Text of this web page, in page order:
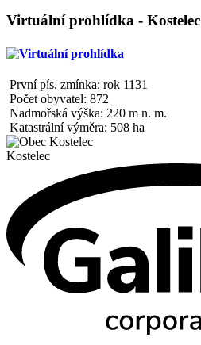
Virtuální prohlídka - Kostelec
První pís. zmínka: rok 1131
Počet obyvatel: 872
Nadmořská výška: 220 m n. m.
Katastrální výměra: 508 ha
Kostelec